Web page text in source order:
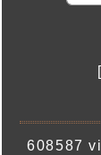
608587